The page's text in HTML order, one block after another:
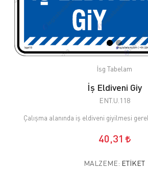
İsg Tabelam
İş Eldiveni Giy
ENT.U.118
Çalışma alanında iş eldiveni giyilmesi
40,31
MALZEME: ETIKET